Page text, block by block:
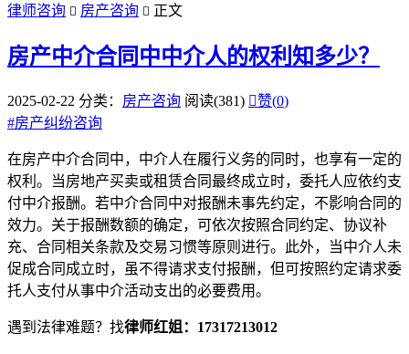
律师咨询  房产咨询  正文
房产中介合同中中介人的权利知多少？
2025-02-22 分类： 房产咨询 阅读(381) 赞(0)
#房产纠纷咨询
在房产中介合同中，中介人在履行义务的同时，也享有一定的
权利。当房地产买卖或租赁合同最终成立时，委托人应依约支
付中介报酬。若中介合同中对报酬未事先约定，不影响合同的
效力。关于报酬数额的确定，可依次按照合同约定、协议补
充、合同相关条款及交易习惯等原则进行。此外，当中介人未
促成合同成立时，虽不得请求支付报酬，但可按照约定请求委
托人支付从事中介活动支出的必要费用。
遇到法律难题？找律师红姐：17317213012